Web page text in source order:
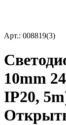
Арт.: 008819(3)
10mm
IP20,